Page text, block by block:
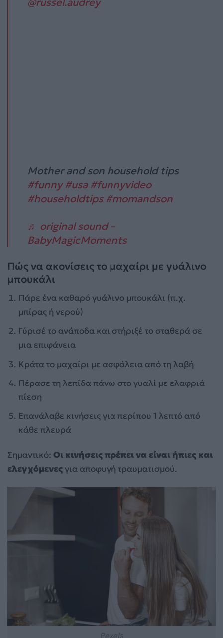
Mother and son household tips
#funny #usa #funnyvideo
#householdtips #momandson
♬ original sound –
BabyMagicMoments
Πώς να ακονίσεις το μαχαίρι με γυάλινο
μπουκάλι
Πάρε ένα καθαρό γυάλινο μπουκάλι (π.χ.
μπίρας ή νερού)
Γύρισέ το ανάποδα και στήριξέ το σταθερά σε
μια επιφάνεια
Κράτα το μαχαίρι με ασφάλεια από τη λαβή
Πέρασε τη λεπίδα πάνω στο γυαλί με ελαφριά
πίεση
Επανάλαβε κινήσεις για περίπου 1 λεπτό από
κάθε πλευρά
Σημαντικό: Οι κινήσεις πρέπει να είναι ήπιες και
ελεγχόμενες για αποφυγή τραυματισμού.